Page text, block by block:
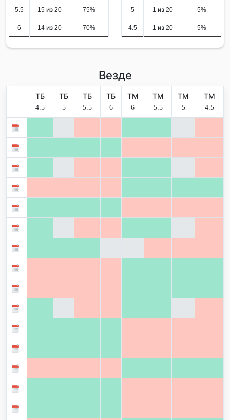
5.5 15 из 20 75%
6 14 из 20 70%
5 1 из 20 5%
4.5 1 из 20 5%
Везде
ТБ
4.5
ТБ
5
ТБ
5.5
ТБ
6
ТМ
6
ТМ
5.5
ТМ
5
ТМ
4.5